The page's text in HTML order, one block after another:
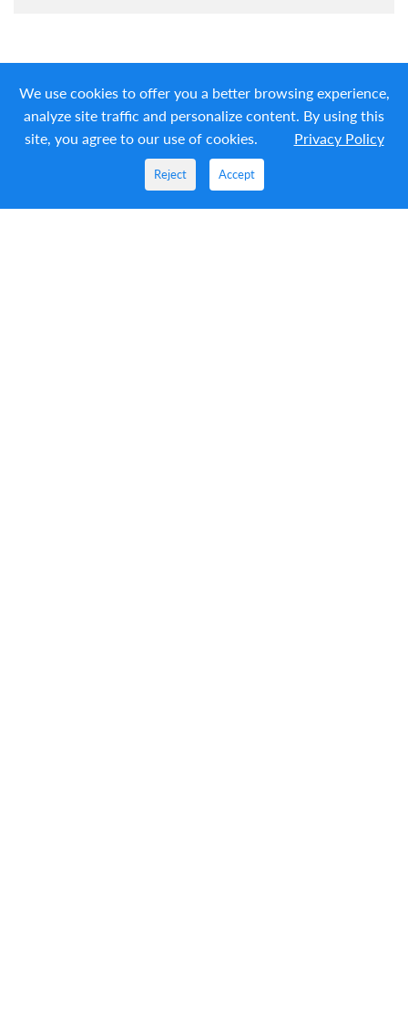
We use cookies to offer you a better browsing experience,
analyze site traffic and personalize content. By using this
site, you agree to our use of cookies. Privacy Policy
Reject Accept